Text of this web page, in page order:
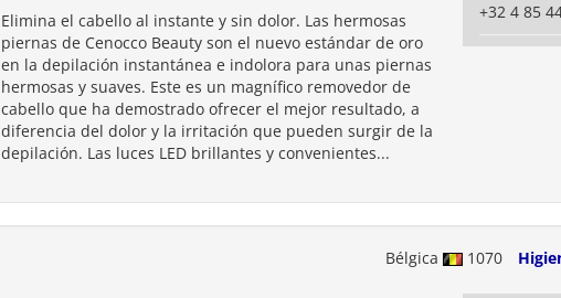
Elimina el cabello al instante y sin dolor. Las hermosas
piernas de Cenocco Beauty son el nuevo estándar de oro
en la depilación instantánea e indolora para unas piernas
hermosas y suaves. Este es un magnífico removedor de
cabello que ha demostrado ofrecer el mejor resultado, a
diferencia del dolor y la irritación que pueden surgir de la
depilación. Las luces LED brillantes y convenientes...
+32 4 85
Bélgica 1070